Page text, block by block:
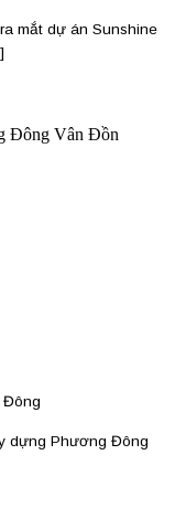
mắt dự án Sunshine
Đông
dựng Phương Đông